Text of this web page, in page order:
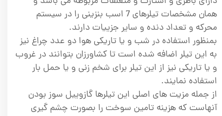
همان مشخصات تیلرهای 7 اسب بنزینی را در سیستم
محرکه و تعداد دنده و سایر جزییات دارند.
بمنظور استفاده در شب و یا تاریکی هوا دو عدد چراغ نیز
به این تیلر اضافه شده است تا کشاورزان بتوانند در غروب
و یا تاریکی نیز از این تیلر برای شخم زنی و یا حمل بار
استفاده نمایند.
از جمله مزیت های اصلی این تیلرها گازوییل سوز بودن
آنهاست که هزینه تامین سوخت را بصورت چشم گیری